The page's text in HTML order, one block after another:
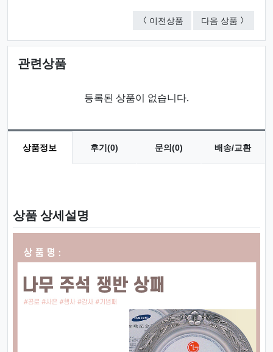
이전상품 나무주석 쟁반 상패
다음 상품 주석 쟁
관련상품
등록된 상품이 없습니다.
상품정보 후기(0) 문의(0) 배송/교환
상품 상세설명